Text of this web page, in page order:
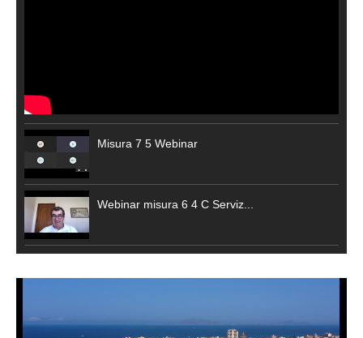
Misura 7 5 Webinar
Webinar misura 6 4 C Serviz...